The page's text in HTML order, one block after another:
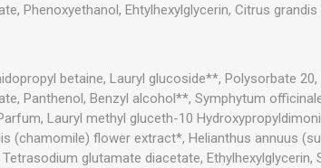
Phenoxyethanol, Ehtylhexylglycerin, Citrus
betaine, Lauryl glucoside**, Polysorbate
Panthenol, Benzyl alcohol**, Symphytum
Lauryl methyl gluceth-10
(chamomile) flower extract*, Helianthus annuus
glutamate diacetate,